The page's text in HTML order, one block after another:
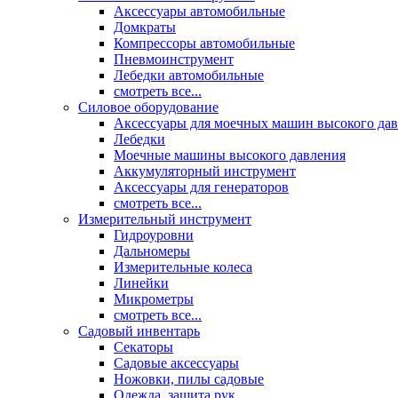
Аксессуары автомобильные
Домкраты
Компрессоры автомобильные
Пневмоинструмент
Лебедки автомобильные
смотреть все...
Силовое оборудование
Аксессуары для моечных машин высокого
Лебедки
Моечные машины высокого давления
Аккумуляторный инструмент
Аксессуары для генераторов
смотреть все...
Измерительный инструмент
Гидроуровни
Дальномеры
Измерительные колеса
Линейки
Микрометры
смотреть все...
Садовый инвентарь
Секаторы
Садовые аксессуары
Ножовки, пилы садовые
Одежда, защита рук